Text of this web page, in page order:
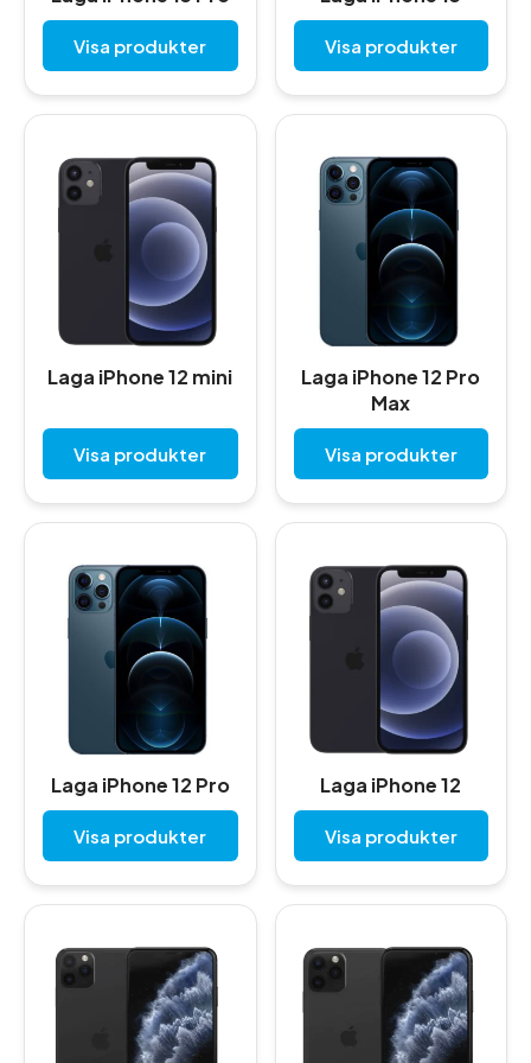
Visa produkter Visa produkter
Laga iPhone 12 mini
Visa produkter
Laga iPhone 12 Pro
Max
Visa produkter
Laga iPhone 12 Pro
Visa produkter
Laga iPhone 12
Visa produkter